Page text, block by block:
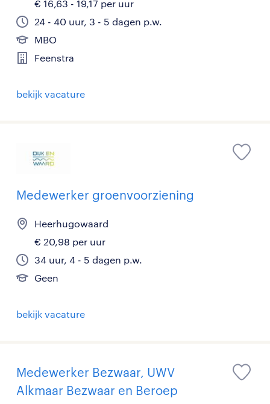
€ 16,63 - 19,17 per uur
24 - 40 uur, 3 - 5 dagen p.w.
MBO
Feenstra
bekijk vacature
Medewerker groenvoorziening
Heerhugowaard
€ 20,98 per uur
34 uur, 4 - 5 dagen p.w.
Geen
bekijk vacature
Medewerker Bezwaar, UWV
Alkmaar Bezwaar en Beroep